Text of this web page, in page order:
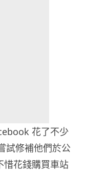
花了不少
試修補他們於公
惜花錢購買車站